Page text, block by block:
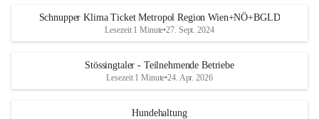
Schnupper Klima Ticket Metropol Region Wien+NÖ+BGLD
Lesezeit 1 Minute•27. Sept. 2024
Stössingtaler - Teilnehmende Betriebe
Lesezeit 1 Minute•24. Apr. 2026
Hundehaltung